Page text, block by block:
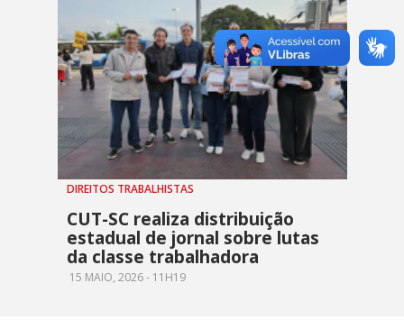
DIREITOS TRABALHISTAS
CUT-SC realiza distribuição
estadual de jornal sobre lutas
da classe trabalhadora
15 MAIO, 2026 - 11H19